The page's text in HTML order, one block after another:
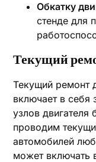
Обкатку
стенде для
Текущий
Текущий ремонт
включает в себя
узлов
проводим
автомобилей
может включать